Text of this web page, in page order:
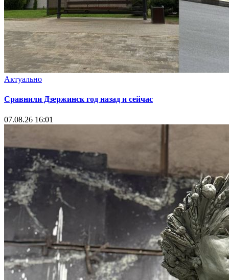
Актуально
Сравнили Дзержинск год назад и сейчас
07.08.26 16:01